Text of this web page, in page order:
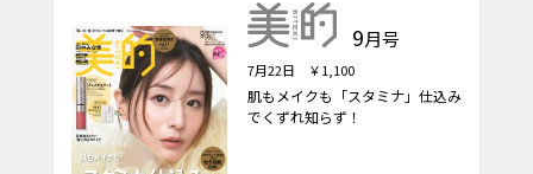
9月号
7月22日 ￥1,100
肌もメイクも「スタミナ」仕込み
でくずれ知らず！